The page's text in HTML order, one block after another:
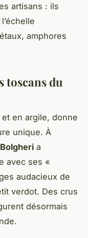
artisans : ils
amphores
toscans du
en argile, donne
unique. À
Bolgheri a
avec ses «
audacieux de
verdot. Des crus
désormais